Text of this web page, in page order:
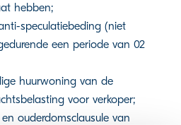
hebben;
speculatiebeding (niet
een periode van 02
huurwoning van de
voor verkoper;
ouderdomsclausule van